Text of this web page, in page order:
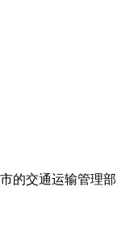
交通运输管